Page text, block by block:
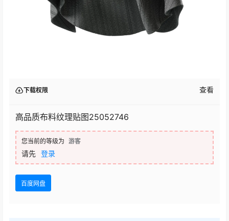
下载权限 查看
高品质布料纹理贴图25052746
您当前的等级为 游客
请先 登录
百度网盘